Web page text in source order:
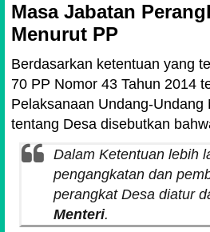
Masa Jabatan
Menurut PP
Berdasarkan ketentuan yang
70 PP Nomor 43 Tahun 2014
Pelaksanaan Undang-Undang
tentang Desa disebutkan
Dalam Ketentuan lebih
pengangkatan dan
perangkat Desa diatur
Menteri.